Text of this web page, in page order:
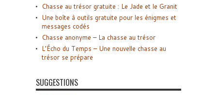
Chasse au trésor gratuite : Le Jade et le Granit
Une boîte à outils gratuite pour les énigmes et
messages codés
Chasse anonyme – La chasse au trésor
L’Écho du Temps – Une nouvelle chasse au
trésor se prépare
SUGGESTIONS